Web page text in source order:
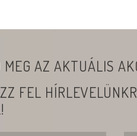
MEG AZ AKTUÁLIS
FEL